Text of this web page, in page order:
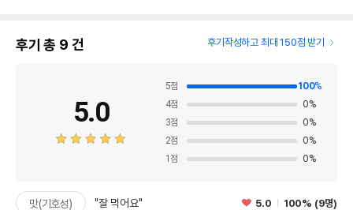
후기 총 9 건 후기작성하고 최대 150점 받기
5.0
5점 100%
4점 0%
3점 0%
2점 0%
1 점 0%
맛(기호성) "잘 먹어요" 5.0 100% (9명)